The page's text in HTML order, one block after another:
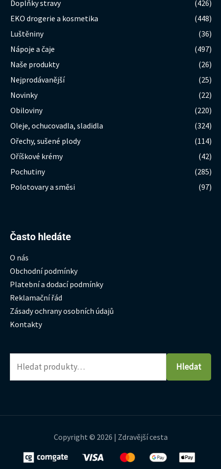
Doplňky stravy
(426)
EKO drogerie a kosmetika
(448)
Luštěniny
(36)
Nápoje a čaje
(497)
Naše produkty
(26)
Nejprodávanější
(25)
Novinky
(22)
Obiloviny
(220)
Oleje, ochucovadla, sladidla
(324)
Ořechy, sušené plody
(114)
Oříškové krémy
(42)
Pochutiny
(285)
Polotovary a směsi
(97)
Často hledáte
O nás
Obchodní podmínky
Platební a dodací podmínky
Reklamační řád
Zásady ochrany osobních údajů
Kontakty
Hledat:
Hledat
Copyright © 2026 | Zdravější cesta